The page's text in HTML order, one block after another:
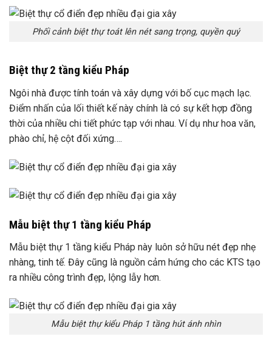
Phối cảnh biệt thự toát lên nét sang trọng, quyền quý
Biệt thự 2 tầng kiểu Pháp
Ngôi nhà được tính toán và xây dựng với bố cục mạch lạc.
Điểm nhấn của lối thiết kế này chính là có sự kết hợp đồng
thời của nhiều chi tiết phức tạp với nhau. Ví dụ như hoa văn,
phào chỉ, hệ cột đối xứng….
Mẫu biệt thự 1 tầng kiểu Pháp
Mẫu biệt thự 1 tầng kiểu Pháp này luôn sở hữu nét đẹp nhẹ
nhàng, tinh tế. Đây cũng là nguồn cảm hứng cho các KTS tạo
ra nhiều công trình đẹp, lộng lẫy hơn.
Mẫu biệt thự kiểu Pháp 1 tầng hút ánh nhìn